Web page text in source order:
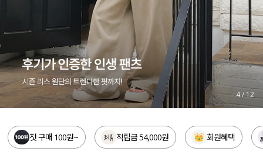
하객룩
살안타템
110사이즈
티셔츠
원피스
팬츠
스커트
언더웨어
5/12
첫 구매 100원~ 적립금 54,000원 회원혜택